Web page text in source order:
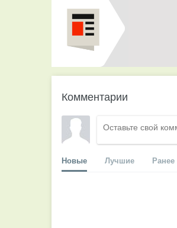
Комментарии
Новые Лучшие Ранее